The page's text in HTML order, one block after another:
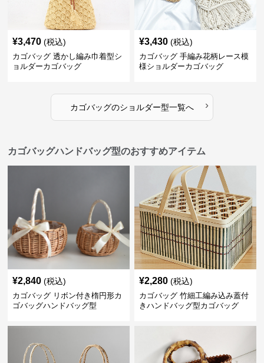
¥3,470 (税込)
カゴバッグ 透かし編み巾着型シ
ョルダーカゴバッグ
¥3,430 (税込)
カゴバッグ 手編み花柄レース模
様ショルダーカゴバッグ
カゴバッグのショルダー型一覧へ ›
カゴバッグハンドバッグ型のおすすめアイテム
¥2,840 (税込)
カゴバッグ リボン付き楕円形カ
ゴバッグハンドバッグ型
¥2,280 (税込)
カゴバッグ 竹細工編み込み蓋付
きハンドバッグ型カゴバッグ